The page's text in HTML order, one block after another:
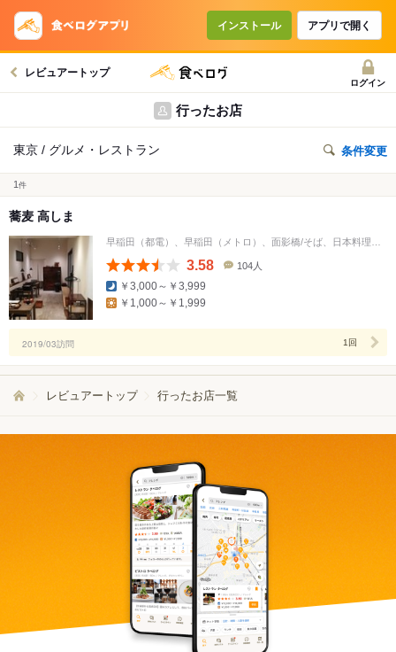
インストール アプリで開く
レビュアートップ
ログイン
行ったお店
東京 / グルメ・レストラン 条件変更
1 件
蕎麦 高しま
3.58
数
104人
￥3,000～￥3,999
￥1,000～￥1,999
2019/03訪問 1回
レビュアートップ 行ったお店一覧